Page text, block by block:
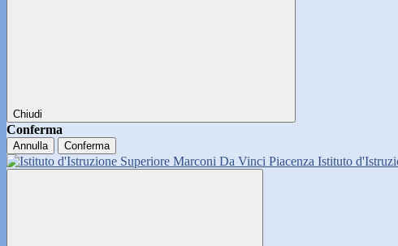
Chiudi
Conferma
Annulla Conferma
Istituto